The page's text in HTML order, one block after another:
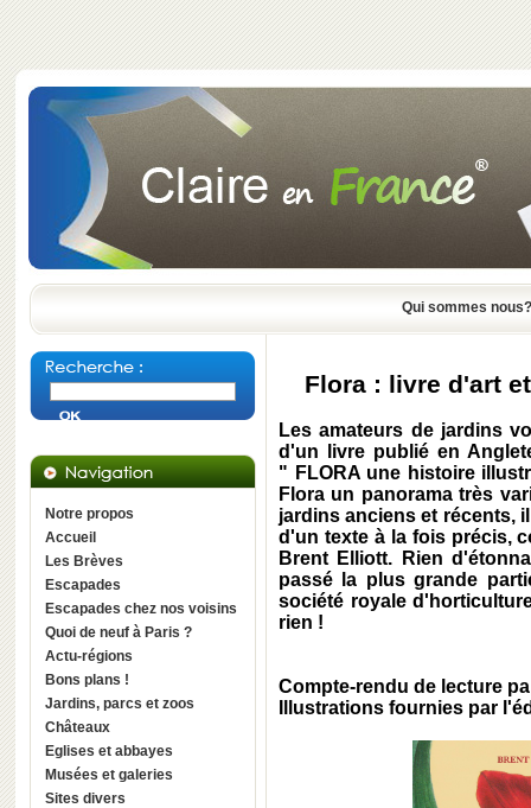
Qui sommes nous?
Notre propos
Accueil
Les Brèves
Escapades
Escapades chez nos voisins
Quoi de neuf à Paris ?
Actu-régions
Bons plans !
Jardins, parcs et zoos
Châteaux
Eglises et abbayes
Musées et galeries
Sites divers
Flora : livre d'art
Les amateurs de jardins
d'un livre publié en
" FLORA une histoire
Flora un panorama très
jardins anciens et récents,
d'un texte à la fois précis,
Brent Elliott. Rien
passé la plus grande
société royale
rien !
Compte-rendu de lecture
Illustrations fournies par